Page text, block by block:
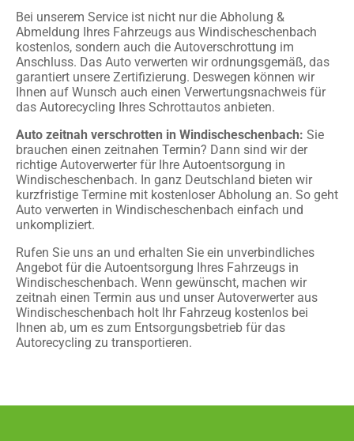
Bei unserem Service ist nicht nur die Abholung &
Abmeldung Ihres Fahrzeugs aus Windischeschenbach
kostenlos, sondern auch die Autoverschrottung im
Anschluss. Das Auto verwerten wir ordnungsgemäß, das
garantiert unsere Zertifizierung. Deswegen können wir
Ihnen auf Wunsch auch einen Verwertungsnachweis für
das Autorecycling Ihres Schrottautos anbieten.
Auto zeitnah verschrotten in Windischeschenbach: Sie
brauchen einen zeitnahen Termin? Dann sind wir der
richtige Autoverwerter für Ihre Autoentsorgung in
Windischeschenbach. In ganz Deutschland bieten wir
kurzfristige Termine mit kostenloser Abholung an. So geht
Auto verwerten in Windischeschenbach einfach und
unkompliziert.
Rufen Sie uns an und erhalten Sie ein unverbindliches
Angebot für die Autoentsorgung Ihres Fahrzeugs in
Windischeschenbach. Wenn gewünscht, machen wir
zeitnah einen Termin aus und unser Autoverwerter aus
Windischeschenbach holt Ihr Fahrzeug kostenlos bei
Ihnen ab, um es zum Entsorgungsbetrieb für das
Autorecycling zu transportieren.